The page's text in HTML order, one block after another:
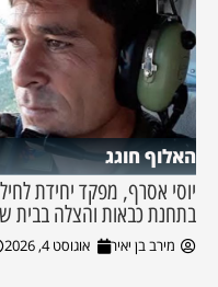
האלוף חוגג
יוסי אסרף, מפקד יחידת
בתחנת כבאות והצלה בבית
מירב בן יאיר אוגוסט 4, 2026